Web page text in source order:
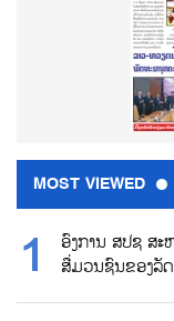
MOST VIEWED
ອົງການ ສປຊ ສະ
ສື່ມວນຊົນຂອງລັດ